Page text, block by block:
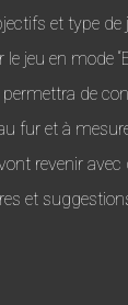
et type de
jeu en mode
de
fur et à
revenir avec
et